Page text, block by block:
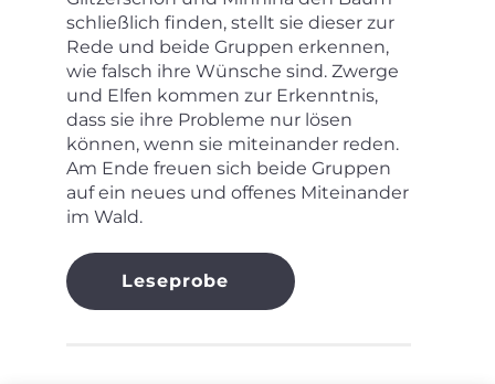
schließlich finden, stellt sie dieser zur
Rede und beide Gruppen erkennen,
wie falsch ihre Wünsche sind. Zwerge
und Elfen kommen zur Erkenntnis,
dass sie ihre Probleme nur lösen
können, wenn sie miteinander reden.
Am Ende freuen sich beide Gruppen
auf ein neues und offenes Miteinander
im Wald.
Leseprobe